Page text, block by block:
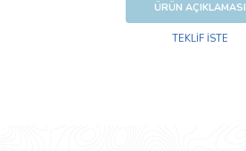
ÜRÜN AÇIKLAMASI
TEKLİF İSTE